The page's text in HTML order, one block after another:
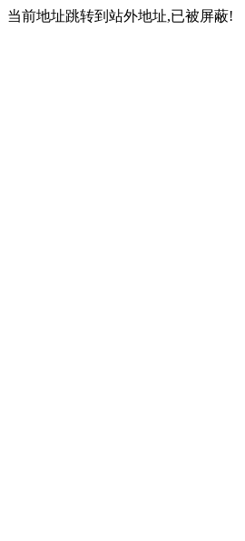
当前地址跳转到站外地址,已被屏蔽!